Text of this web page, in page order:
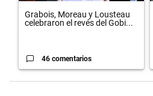
Grabois, Moreau y Lousteau
celebraron el revés del Gobi...
46 comentarios